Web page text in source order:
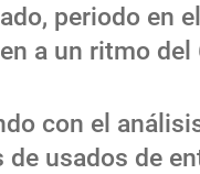
periodo en
a un ritmo del
con el
de usados de